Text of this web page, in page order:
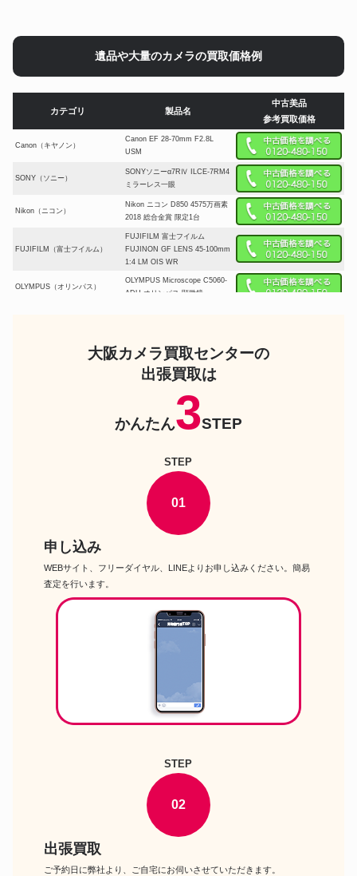
遺品や大量のカメラの買取価格例
カテゴリ 製品名
中古美品
参考買取価格
Canon（キヤノン）
Canon EF 28-70mm F2.8L
USM
SONY（ソニー）
SONYソニーα7RⅣ ILCE-7RM4
ミラーレス一眼
Nikon（ニコン）
Nikon ニコン D850 4575万画素
2018 総合金賞 限定1台
FUJIFILM（富士フイルム）
FUJIFILM 富士フイルム
FUJINON GF LENS 45-100mm
1:4 LM OIS WR
OLYMPUS（オリンパス）
OLYMPUS Microscope C5060-
ADU オリンパス 顕微鏡
PENTAX（ペンタックス）
PENTAX ペンタックス LX 後期
フィルムカメラ 一眼レフ
ZEISS CF PLANAR T* 80MM
F2.8 中判 フィルムカメラ
ライカ カメラ Leica M6
ー 蛇革 Summilux
Carl Zeiss DISTAGON T 35 2
ZF 2 NIKON カールツァイス ニ
MAMIYA RZ67PRO Ⅱ D Sekor
110mm F2.8W付 マミヤ セコー
コンタックス
ンブラック
大阪カメラ買取センターの
出張買取は
かんたん3STEP
STEP
01
申し込み
WEBサイト、フリーダイヤル、LINEよりお申し込みください。簡易
査定を行います。
STEP
02
出張買取
ご予約日に弊社より、ご自宅にお伺いさせていただきます。